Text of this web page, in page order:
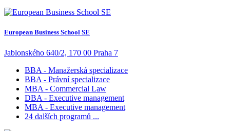
European Business School SE
Jablonského 640/2, 170 00 Praha 7
BBA - Manažerská specializace
BBA - Právní specializace
MBA - Commercial Law
DBA - Executive management
MBA - Executive management
24 dalších programů ...